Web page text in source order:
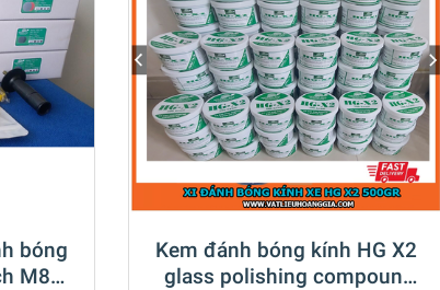
bóng
M8
Kem đánh bóng kính HG X2
glass polishing compount